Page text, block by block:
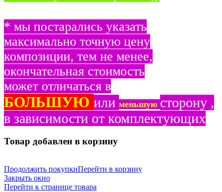
* мы постарались указать
максимально точную цену
композиции, тем не менее,
окончательная стоимость
может отличаться в
БОЛЬШУЮ или меньшую сторону ,
в зависимости от комплектующих
Товар добавлен в корзину
Продолжить покупкиПерейти в корзину
Закрыть окно
Перейти к странице товара